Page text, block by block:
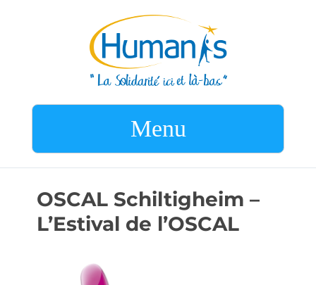
Menu
OSCAL Schiltigheim –
L’Estival de l’OSCAL